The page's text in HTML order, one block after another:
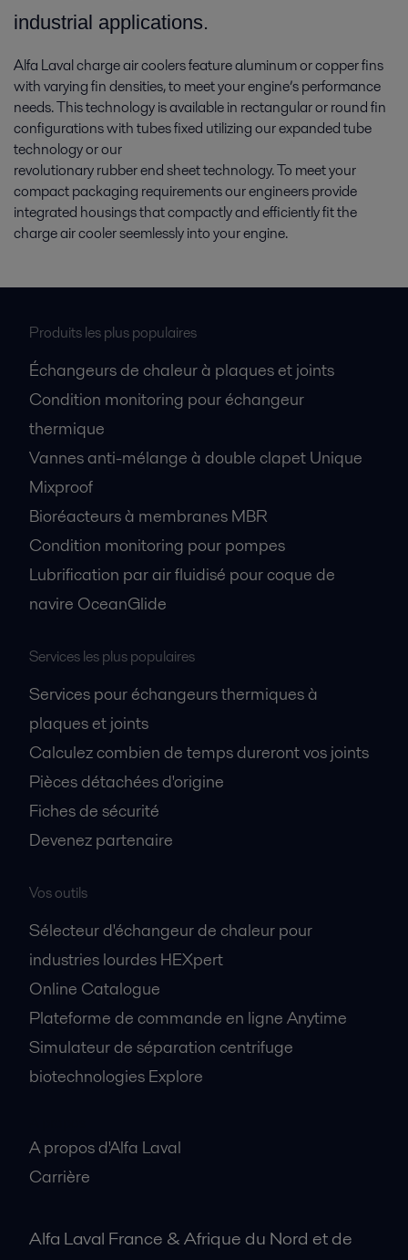
industrial applications.
Alfa Laval charge air coolers feature aluminum or copper fins
with varying fin densities, to meet your engine’s performance
needs. This technology is available in rectangular or round fin
configurations with tubes fixed utilizing our expanded tube
technology or our
revolutionary rubber end sheet technology. To meet your
compact packaging requirements our engineers provide
integrated housings that compactly and efficiently fit the
charge air cooler seemlessly into your engine.
Produits les plus populaires
Échangeurs de chaleur à plaques et joints
Condition monitoring pour échangeur
thermique
Vannes anti-mélange à double clapet Unique
Mixproof
Bioréacteurs à membranes MBR
Condition monitoring pour pompes
Lubrification par air fluidisé pour coque de
navire OceanGlide
Services les plus populaires
Services pour échangeurs thermiques à
plaques et joints
Calculez combien de temps dureront vos joints
Pièces détachées d'origine
Fiches de sécurité
Devenez partenaire
Vos outils
Sélecteur d'échangeur de chaleur pour
industries lourdes HEXpert
Online Catalogue
Plateforme de commande en ligne Anytime
Simulateur de séparation centrifuge
biotechnologies Explore
A propos d'Alfa Laval
Carrière
Alfa Laval France & Afrique du Nord et de